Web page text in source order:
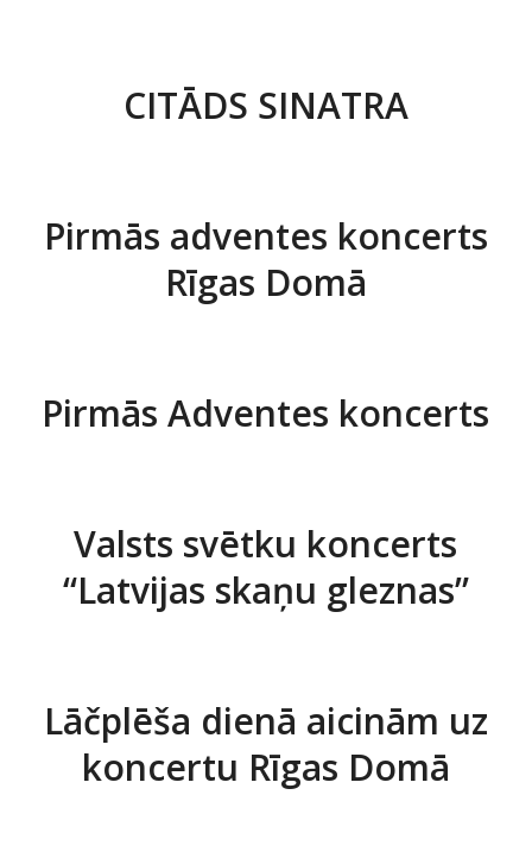
CITĀDS SINATRA
Pirmās adventes koncerts
Rīgas Domā
Pirmās Adventes koncerts
Valsts svētku koncerts
“Latvijas skaņu gleznas”
Lāčplēša dienā aicinām uz
koncertu Rīgas Domā